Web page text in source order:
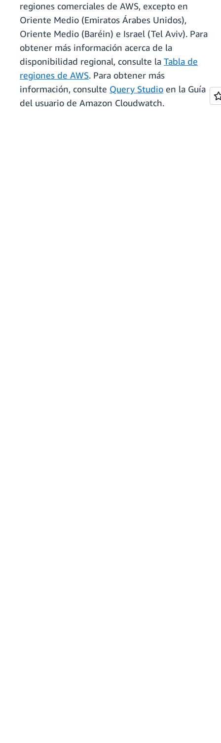
regiones comerciales de AWS, excepto en
Oriente Medio (Emiratos Árabes Unidos),
Oriente Medio (Baréin) e Israel (Tel Aviv). Para
obtener más información acerca de la
disponibilidad regional, consulte la Tabla de
regiones de AWS. Para obtener más
información, consulte Query Studio en la Guía
del usuario de Amazon Cloudwatch.